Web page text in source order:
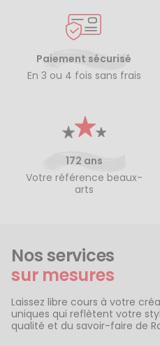
Paiement sécurisé
En 3 ou 4 fois sans frais
172 ans
Votre référence beaux-
arts
Nos services
sur mesures
Laissez libre cours à votre
uniques qui reflètent votre
qualité et du savoir-faire de